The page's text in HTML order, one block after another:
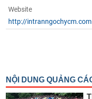
Website
http://intranngochycm.com
viết
Báo
cáo